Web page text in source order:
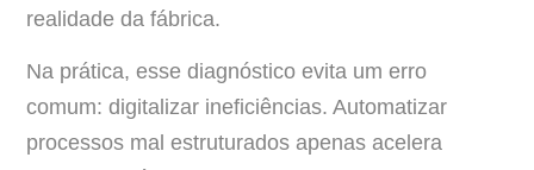
realidade da fábrica.
Na prática, esse diagnóstico evita um erro
comum: digitalizar ineficiências. Automatizar
processos mal estruturados apenas acelera